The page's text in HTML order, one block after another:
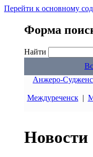
Перейти к основному
Форма
Найти
Анжеро-
Междуреченск|
Новости